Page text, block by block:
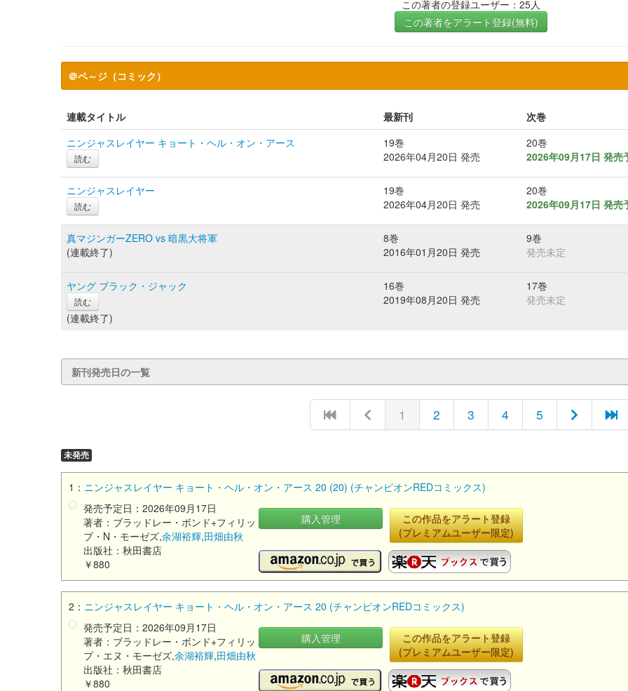
この著者の登録ユーザー：25人
この著者をアラート登録(無料)
＠ペ～ジ（コミック）
連載タイトル 最新刊
次巻
ニンジャスレイヤー キョート・ヘル・オン・アース
読む
19巻
2026年04月20日 発売
20巻
2026年09月17日 発売
ニンジャスレイヤー
読む
19巻
2026年04月20日 発売
20巻
2026年09月17日 発売
真マジンガーZERO vs 暗黒大将軍
(連載終了)
8巻
2016年01月20日 発売
9巻
発売未定
ヤング ブラック・ジャック
読む
(連載終了)
16巻
2019年08月20日 発売
17巻
発売未定
新刊発売日の一覧
1 2 3 4 5
未発売
1： ニンジャスレイヤー キョート・ヘル・オン・アース 20 (20) (チャンピオンREDコミックス)
発売予定日：2026年09月17日
著者：ブラッドレー・ボンド+フィリッ
プ・N・モーゼズ,余湖裕輝,田畑由秋
出版社：秋田書店
￥880
購入管理
この作品をアラート登録
(プレミアムユーザー限定)
2： ニンジャスレイヤー キョート・ヘル・オン・アース 20 (チャンピオンREDコミックス)
発売予定日：2026年09月17日
著者：ブラッドレー・ボンド+フィリッ
プ・エヌ・モーゼズ,余湖裕輝,田畑由秋
出版社：秋田書店
￥880
購入管理
この作品をアラート登録
(プレミアムユーザー限定)